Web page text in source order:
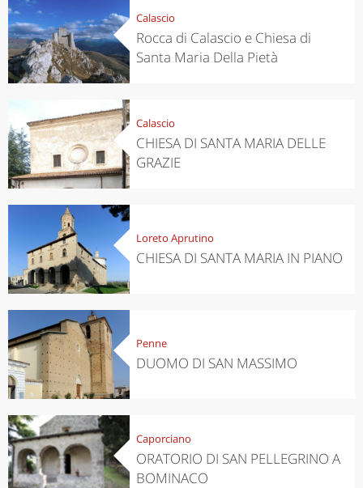
Calascio
Rocca di Calascio e Chiesa di
Santa Maria Della Pietà
Calascio
CHIESA DI SANTA MARIA DELLE
GRAZIE
Loreto Aprutino
CHIESA DI SANTA MARIA IN PIANO
Penne
DUOMO DI SAN MASSIMO
Caporciano
ORATORIO DI SAN PELLEGRINO A
BOMINACO